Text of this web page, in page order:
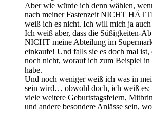
Aber wie würde ich denn wählen,
nach meiner Fastenzeit NICHT
weiß ich es nicht. Ich will mich ja auch
Ich weiß aber, dass die Süßigkeiten-
NICHT meine Abteilung im
einkaufe! Und falls sie es doch mal
noch nicht, worauf ich zum Beispiel
habe.
Und noch weniger weiß ich was in
sein wird… obwohl doch, ich weiß es:
viele weitere Geburtstagsfeiern,
und andere besondere Anlässe sein,